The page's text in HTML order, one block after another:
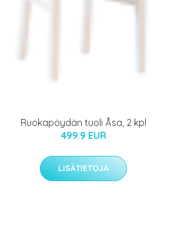
Ruokapöydän tuoli Åsa, 2 kpl
499.9 EUR
LISÄTIETOJA